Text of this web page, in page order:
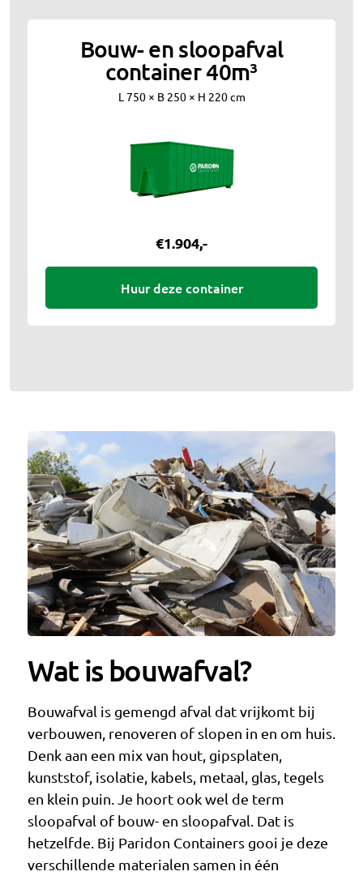
Bouw- en sloopafval
container 40m³
L 750 × B 250 × H 220 cm
€1.904,-
Huur deze container
Wat is bouwafval?
Bouwafval is gemengd afval dat vrijkomt bij
verbouwen, renoveren of slopen in en om huis.
Denk aan een mix van hout, gipsplaten,
kunststof, isolatie, kabels, metaal, glas, tegels
en klein puin. Je hoort ook wel de term
sloopafval of bouw- en sloopafval. Dat is
hetzelfde. Bij Paridon Containers gooi je deze
verschillende materialen samen in één